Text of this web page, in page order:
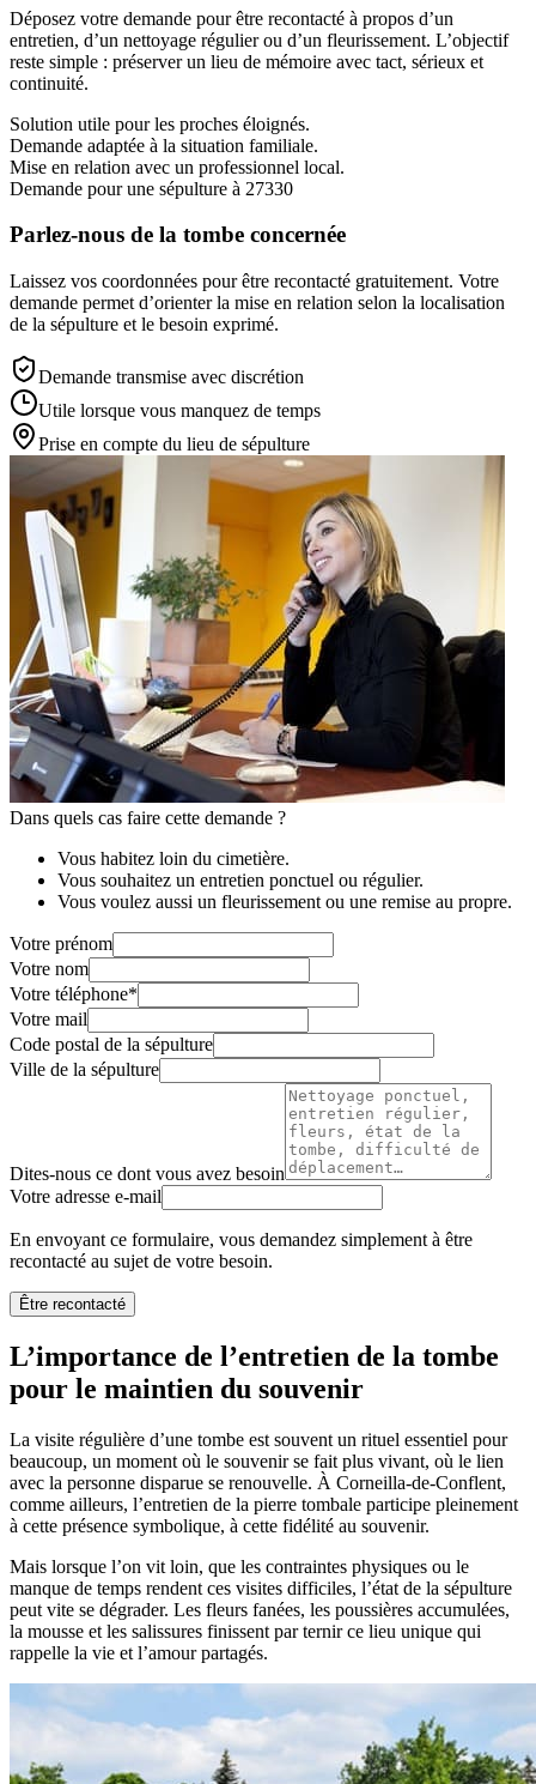
Déposez votre demande pour être recontacté à propos d’un
entretien, d’un nettoyage régulier ou d’un fleurissement. L’objectif
reste simple : préserver un lieu de mémoire avec tact, sérieux et
continuité.
Solution utile pour les proches éloignés.
Demande adaptée à la situation familiale.
Mise en relation avec un professionnel local.
Demande pour une sépulture à 27330
Parlez-nous de la tombe concernée
Laissez vos coordonnées pour être recontacté gratuitement. Votre
demande permet d’orienter la mise en relation selon la localisation
de la sépulture et le besoin exprimé.
Demande transmise avec discrétion
Utile lorsque vous manquez de temps
Prise en compte du lieu de sépulture
Dans quels cas faire cette demande ?
Vous habitez loin du cimetière.
Vous souhaitez un entretien ponctuel ou régulier.
Vous voulez aussi un fleurissement ou une remise au propre.
Votre prénom
Votre nom
Votre téléphone*
Votre mail
Code postal de la sépulture
Ville de la sépulture
Dites-nous ce dont vous avez besoin
Votre adresse e-mail
En envoyant ce formulaire, vous demandez simplement à être
recontacté au sujet de votre besoin.
Être recontacté
L’importance de l’entretien de la tombe
pour le maintien du souvenir
La visite régulière d’une tombe est souvent un rituel essentiel pour
beaucoup, un moment où le souvenir se fait plus vivant, où le lien
avec la personne disparue se renouvelle. À Corneilla-de-Conflent,
comme ailleurs, l’entretien de la pierre tombale participe pleinement
à cette présence symbolique, à cette fidélité au souvenir.
Mais lorsque l’on vit loin, que les contraintes physiques ou le
manque de temps rendent ces visites difficiles, l’état de la sépulture
peut vite se dégrader. Les fleurs fanées, les poussières accumulées,
la mousse et les salissures finissent par ternir ce lieu unique qui
rappelle la vie et l’amour partagés.